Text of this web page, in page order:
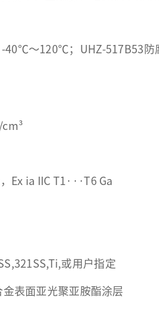
-40℃～120℃；UHZ-517B53
Ex ia IIC T1···T6 Ga
或用户指定
表面亚光聚亚胺酯涂层